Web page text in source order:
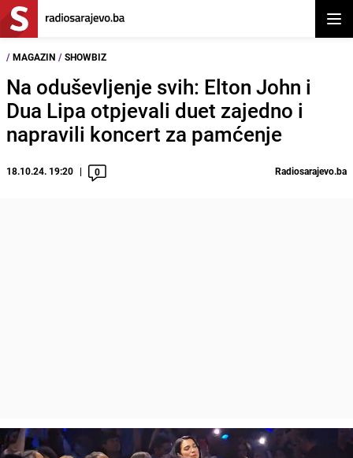
/ MAGAZIN / SHOWBIZ
Na oduševljenje svih: Elton John i
Dua Lipa otpjevali duet zajedno i
napravili koncert za pamćenje
18.10.24. 19:20 0 Radiosarajevo.ba